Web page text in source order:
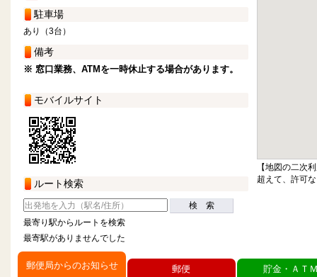
駐車場
あり（3台）
備考
※ 窓口業務、ATMを一時休止する場合があります。
モバイルサイト
ルート検索
検 索
最寄り駅からルートを検索
最寄駅がありませんでした
【地図の二次
超えて、許可
郵便局からのお知らせ 郵便 貯金・ＡＴ